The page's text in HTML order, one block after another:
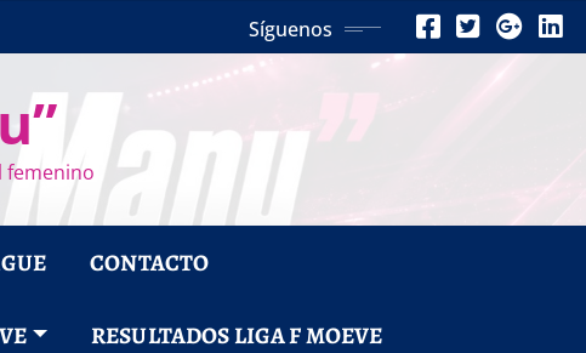
Síguenos
femenino
CONTACTO
RESULTADOS LIGA F MOEVE